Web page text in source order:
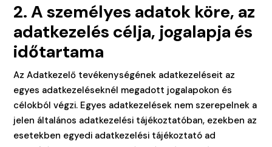
2. A személyes adatok köre, az
adatkezelés célja, jogalapja és
időtartama
Az Adatkezelő tevékenységének adatkezeléseit az
egyes adatkezeléseknél megadott jogalapokon és
célokból végzi. Egyes adatkezelések nem szerepelnek a
jelen általános adatkezelési tájékoztatóban, ezekben az
esetekben egyedi adatkezelési tájékoztató ad